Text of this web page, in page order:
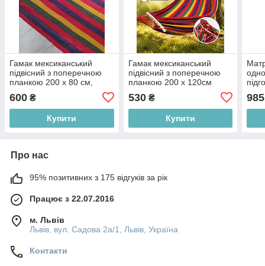
Гамак мексиканський
підвісний з поперечною
планкою 200 х 80 см,
600 ₴
Купити
Гамак мексиканський
підвісний з поперечною
планкою 200 х 120см
різнокольоровий
530₴
Купити
985
Про нас
95% позитивних з 175 відгуків за рік
Працює з 22.07.2016
м. Львів
Львів, вул. Садова 2а/1, Львів, Україна
Контакти